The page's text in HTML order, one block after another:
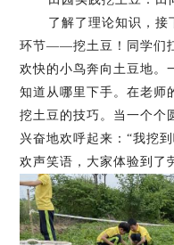
了解了理论知识，接
环节——挖土豆！同学们
欢快的小鸟奔向土豆地。
知道从哪里下手。在老师
挖土豆的技巧。当一个个
兴奋地欢呼起来：“我挖
欢声笑语，大家体验到了